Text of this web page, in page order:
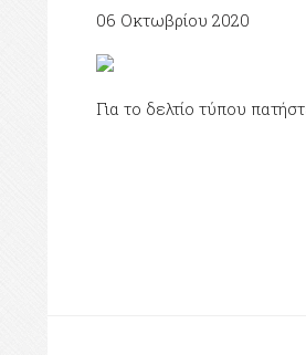
06 Οκτωβρίου 2020
Για το δελτίο τύπου